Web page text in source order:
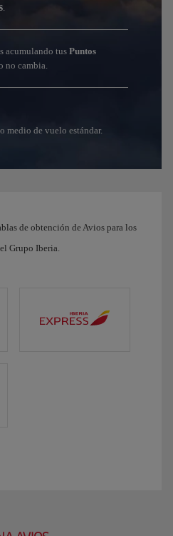
.
acumulando tusPuntos
no cambia.
medio de vuelo estándar.
de obtención de Avios para los
Grupo Iberia.